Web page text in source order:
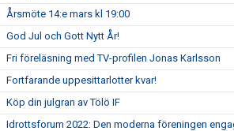
Årsmöte 14:e mars kl 19:00
God Jul och Gott Nytt År!
Fri föreläsning med TV-profilen Jonas Karlsson
Fortfarande uppesittarlotter kvar!
Köp din julgran av Tölö IF
Idrottsforum 2022: Den moderna föreningen